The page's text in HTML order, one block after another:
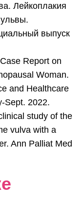
Лейкоплакия
выпуск
Report on
Woman.
and Healthcare
Sept. 2022.
study of the
vulva with a
Ann Palliat Med